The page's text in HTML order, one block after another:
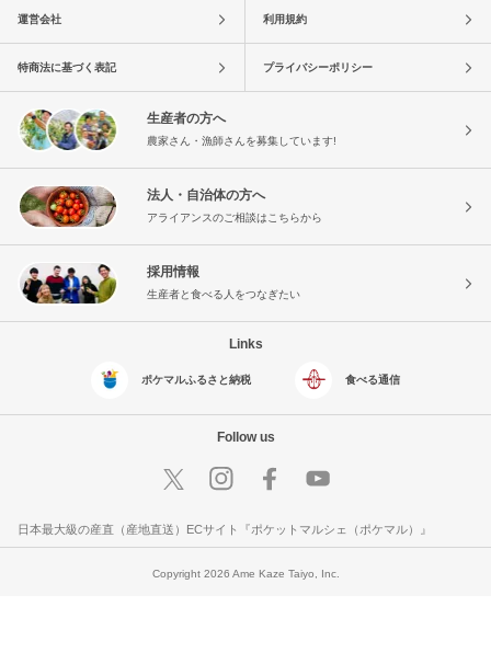
運営会社 利用規約
特商法に基づく表記 プライバシーポリシー
生産者の方へ
農家さん・漁師さんを募集しています!
法人・自治体の方へ
アライアンスのご相談はこちらから
採用情報
生産者と食べる人をつなぎたい
Links
ポケマルふるさと納税 食べる通信
Follow us
日本最大級の産直（産地直送）ECサイト『ポケットマルシェ（ポケマル）』
Copyright 2026 Ame Kaze Taiyo, Inc.